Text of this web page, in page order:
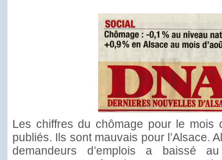
Les chiffres du chômage pour le mois
publiés. Ils sont mauvais pour l’Alsace.
demandeurs d’emplois a baissé